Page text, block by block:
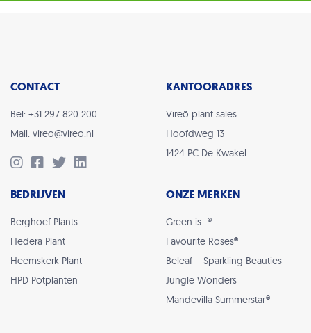
CONTACT
Bel: +31 297 820 200
Mail: vireo@vireo.nl
KANTOORADRES
Vireõ plant sales
Hoofdweg 13
1424 PC De Kwakel
BEDRIJVEN
Berghoef Plants
Hedera Plant
Heemskerk Plant
HPD Potplanten
ONZE MERKEN
Green is…®
Favourite Roses®
Beleaf – Sparkling Beauties
Jungle Wonders
Mandevilla Summerstar®